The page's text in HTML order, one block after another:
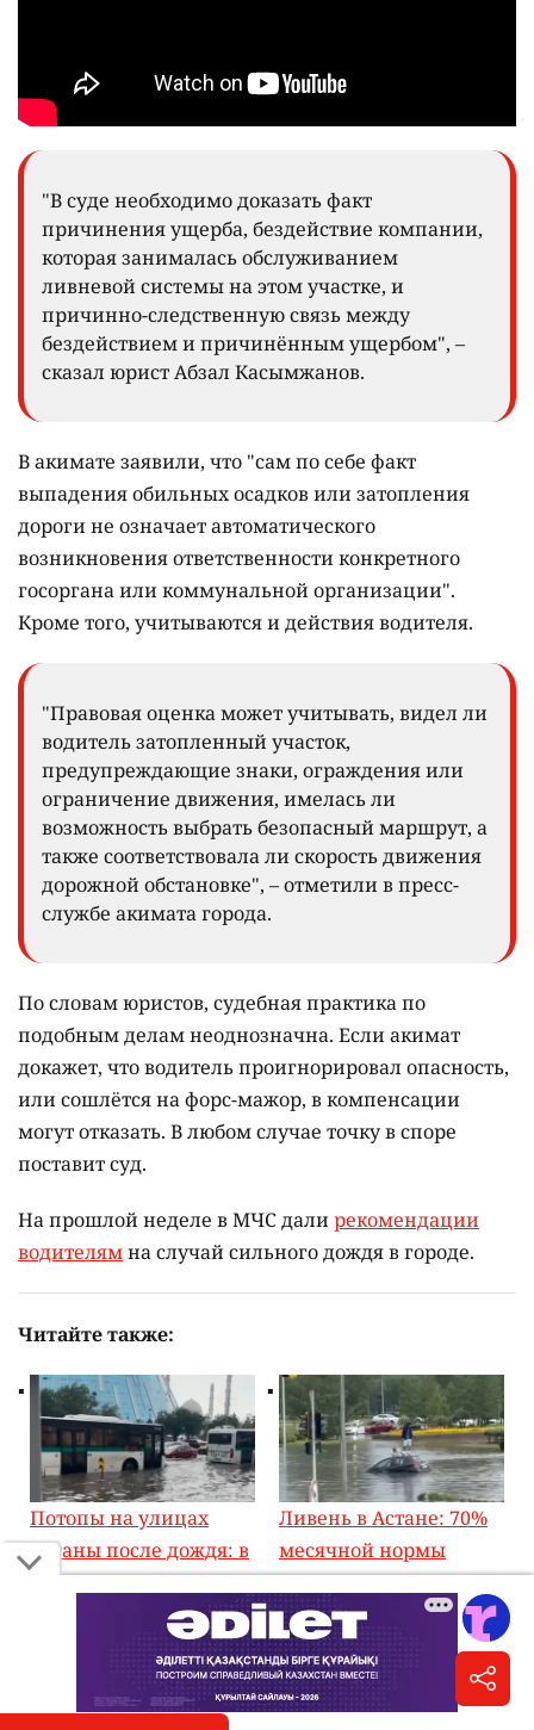
"В суде необходимо доказать факт
причинения ущерба, бездействие компании,
которая занималась обслуживанием
ливневой системы на этом участке, и
причинно-следственную связь между
бездействием и причинённым ущербом", –
сказал юрист Абзал Касымжанов.
В акимате заявили, что "сам по себе факт
выпадения обильных осадков или затопления
дороги не означает автоматического
возникновения ответственности конкретного
госоргана или коммунальной организации".
Кроме того, учитываются и действия водителя.
"Правовая оценка может учитывать, видел ли
водитель затопленный участок,
предупреждающие знаки, ограждения или
ограничение движения, имелась ли
возможность выбрать безопасный маршрут, а
также соответствовала ли скорость движения
дорожной обстановке", – отметили в пресс-
службе акимата города.
По словам юристов, судебная практика по
подобным делам неоднозначна. Если акимат
докажет, что водитель проигнорировал опасность,
или сошлётся на форс-мажор, в компенсации
могут отказать. В любом случае точку в споре
поставит суд.
На прошлой неделе в МЧС далирекомендации
водителямна случай сильного дождя в городе.
Читайте также:
Потопы на улицах
Астаны после дождя: в
Минпроме
сомневаются, что
нужно что-то менять
Ливень в Астане: 70%
месячной нормы
осадков выпало за два
дня